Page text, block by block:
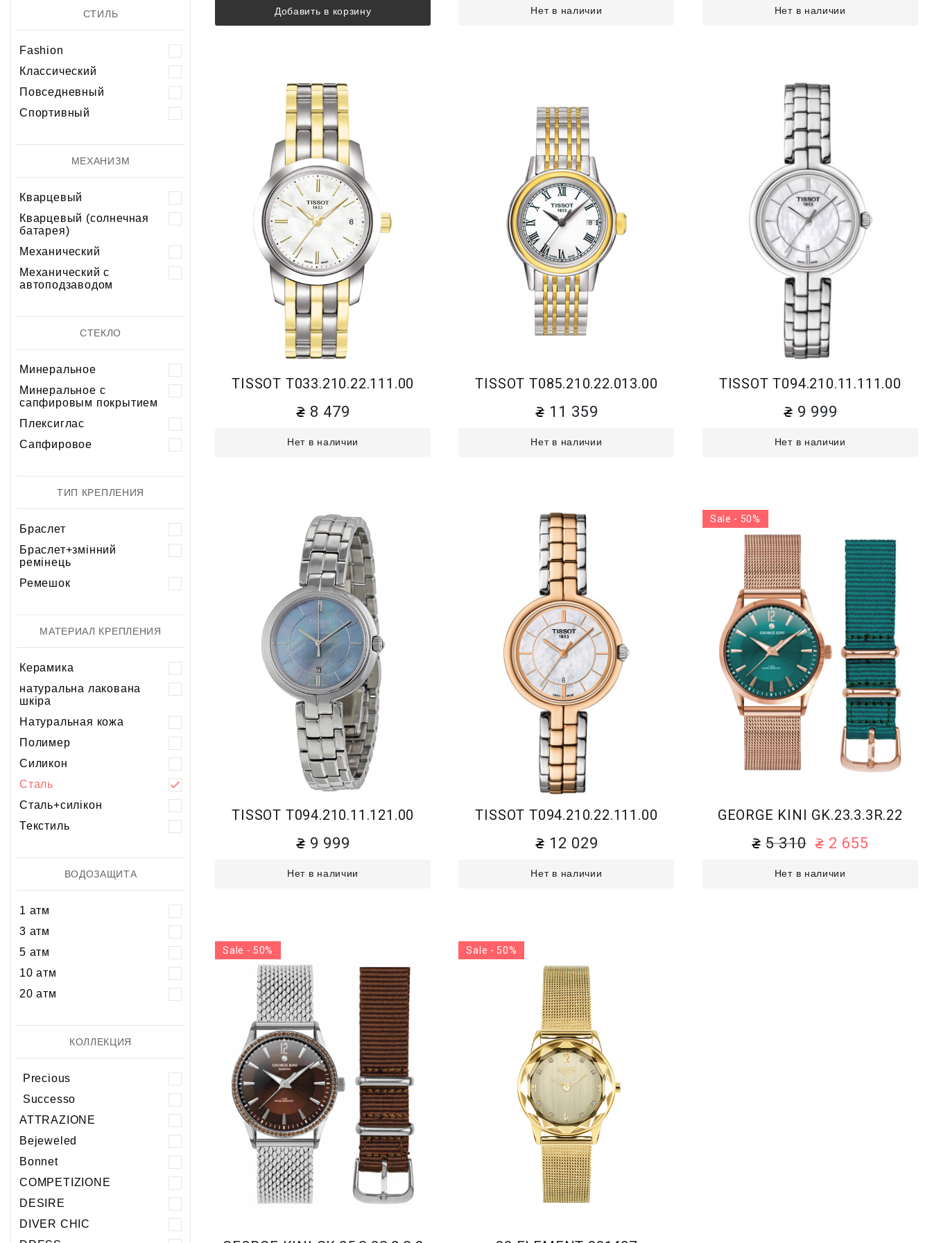
СТИЛЬ
Fashion
Классический
Повседневный
Спортивный
МЕХАНИЗМ
Кварцевый
Кварцевый (солнечная
батарея)
Механический
Механический с
автоподзаводом
СТЕКЛО
Минеральное
Минеральное с
сапфировым покрытием
Плексиглас
Сапфировое
ТИП КРЕПЛЕНИЯ
Браслет
Браслет+змінний
ремінець
Ремешок
МАТЕРИАЛ КРЕПЛЕНИЯ
Керамика
натуральна лакована
шкіра
Натуральная кожа
Полимер
Силикон
Сталь
Сталь+силікон
Текстиль
ВОДОЗАЩИТА
1 атм
3 атм
5 атм
10 атм
20 атм
КОЛЛЕКЦИЯ
Precious
Successo
ATTRAZIONE
Bejeweled
Bonnet
COMPETIZIONE
DESIRE
DIVER CHIC
Добавить в корзину Нет в наличии Нет в наличии
TISSOT T033.210.22.111.00
8 479
Нет в наличии
TISSOT T085.210.22.013.00
11 359
Нет в наличии
TISSOT T094.210.11.111.00
9 999
Нет в наличии
TISSOT T094.210.11.121.00
9 999
Нет в наличии
TISSOT T094.210.22.111.00
12 029
Нет в наличии
GEORGE KINI GK.23.3.3R.22
5 310 2 655
Нет в наличии
Sale - 50%
Sale - 50% Sale - 50%